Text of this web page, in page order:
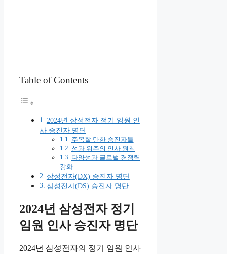
Table of Contents
2024년 삼성전자 정기 임원 인
사 승진자 명단
주목할 만한 승진자들
성과 위주의 인사 원칙
다양성과 글로벌 경쟁력
강화
삼성전자(DX) 승진자 명단
삼성전자(DS) 승진자 명단
2024년 삼성전자 정기
임원 인사 승진자 명단
2024년 삼성전자의 정기 임원 인사